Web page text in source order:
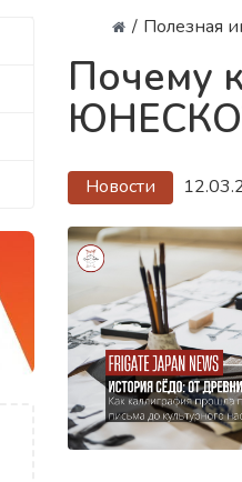
/ Полезная
Почему
Новости